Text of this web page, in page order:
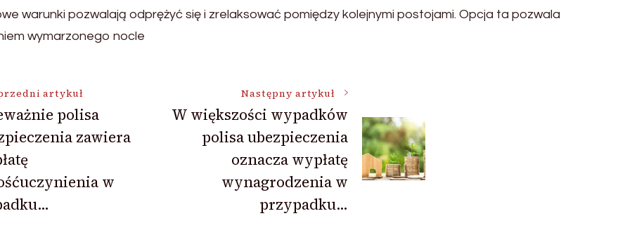
warunki pozwalają odprężyć się i zrelaksować pomiędzy kolejnymi postojami. Opcja ta pozwala
wymarzonego nocle
artykuł
polisa
zawiera
w
Następny artykuł
W większości wypadków
polisa ubezpieczenia
oznacza wypłatę
wynagrodzenia w
przypadku…